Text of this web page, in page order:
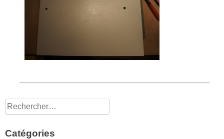
Rechercher :
Catégories